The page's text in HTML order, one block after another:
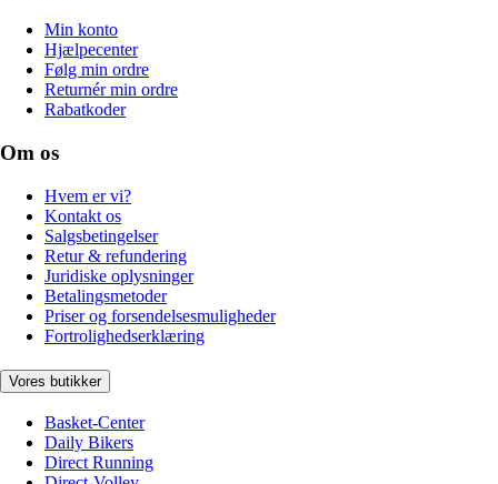
Min konto
Hjælpecenter
Følg min ordre
Returnér min ordre
Rabatkoder
Om os
Hvem er vi?
Kontakt os
Salgsbetingelser
Retur & refundering
Juridiske oplysninger
Betalingsmetoder
Priser og forsendelsesmuligheder
Fortrolighedserklæring
Vores butikker
Basket-Center
Daily Bikers
Direct Running